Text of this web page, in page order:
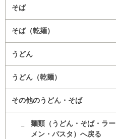
そば
そば（乾麺）
うどん
うどん（乾麺）
その他のうどん・そば
麺類（うどん・そば・ラー
メン・パスタ）へ戻る